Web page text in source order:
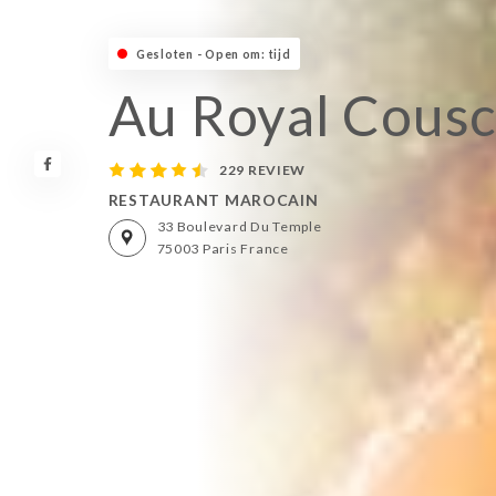
Gesloten - Open om: tijd
Au Royal
229 REVIEW
RESTAURANT MAROCAIN
33 Boulevard Du Temple
75003 Paris France